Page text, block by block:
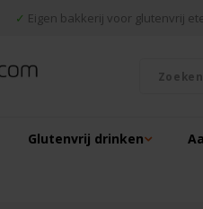
✓ Eigen bakkerij voor glutenvrij
Glutenvrij drinken